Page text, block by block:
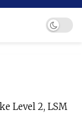
Level 2, LSM